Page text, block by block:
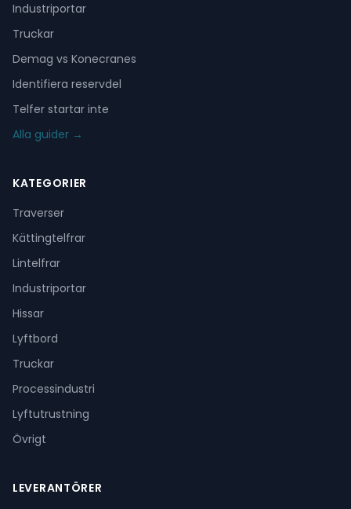
Industriportar
Truckar
Demag vs Konecranes
Identifiera reservdel
Telfer startar inte
Alla guider →
KATEGORIER
Traverser
Kättingtelfrar
Lintelfrar
Industriportar
Hissar
Lyftbord
Truckar
Processindustri
Lyftutrustning
Övrigt
LEVERANTÖRER